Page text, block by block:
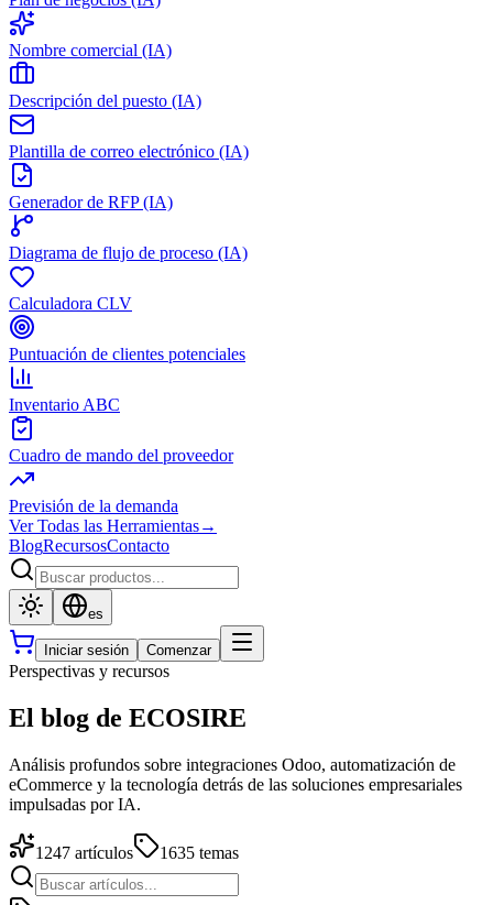
Nombre comercial (IA)
Descripción del puesto (IA)
Plantilla de correo electrónico (IA)
Generador de RFP (IA)
Diagrama de flujo de proceso (IA)
Calculadora CLV
Puntuación de clientes potenciales
Inventario ABC
Cuadro de mando del proveedor
Previsión de la demanda
Ver Todas las Herramientas→
BlogRecursosContacto
es
Iniciar sesión Comenzar
Perspectivas y recursos
El blog de ECOSIRE
Análisis profundos sobre integraciones Odoo, automatización de
eCommerce y la tecnología detrás de las soluciones empresariales
impulsadas por IA.
1247 artículos 1635 temas